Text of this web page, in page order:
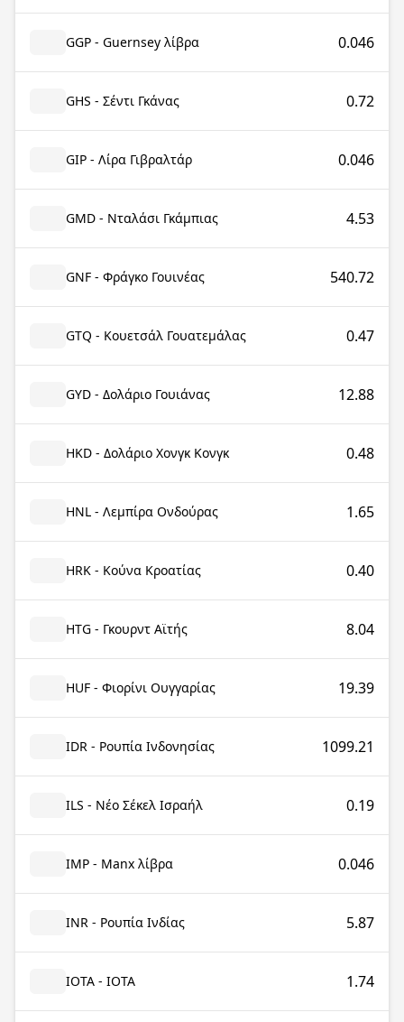
GGP - Guernsey λίβρα 0.046
GHS - Σέντι Γκάνας 0.72
GIP - Λίρα Γιβραλτάρ 0.046
GMD - Νταλάσι Γκάμπιας 4.53
GNF - Φράγκο Γουινέας 540.72
GTQ - Κουετσάλ Γουατεμάλας 0.47
GYD - Δολάριο Γουιάνας 12.88
HKD - Δολάριο Χονγκ Κονγκ 0.48
HNL - Λεμπίρα Ονδούρας 1.65
HRK - Κούνα Κροατίας 0.40
HTG - Γκουρντ Αϊτής 8.04
HUF - Φιορίνι Ουγγαρίας 19.39
IDR - Ρουπία Ινδονησίας 1099.21
ILS - Νέο Σέκελ Ισραήλ 0.19
IMP - Manx λίβρα 0.046
INR - Ρουπία Ινδίας 5.87
IOTA - IOTA 1.74